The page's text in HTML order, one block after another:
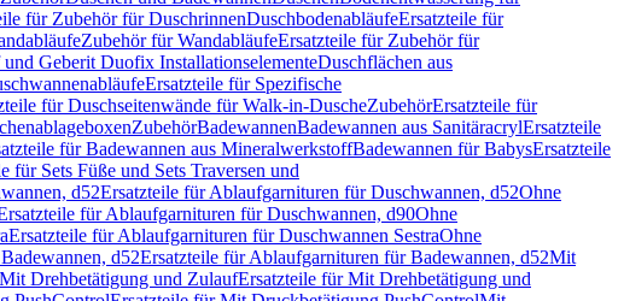
für Zubehör für DuschrinnenDuschbodenabläufeErsatzteile für
Zubehör für WandabläufeErsatzteile für Zubehör für
Geberit Duofix InstallationselementeDuschflächen aus
Ersatzteile für Spezifische
für Duschseitenwände für Walk-in-DuscheZubehörErsatzteile für
ZubehörBadewannenBadewannen aus SanitäracrylErsatzteile
für Badewannen aus MineralwerkstoffBadewannen für BabysErsatzteile
für Sets Füße und Sets Traversen und
d52Ersatzteile für Ablaufgarnituren für Duschwannen, d52Ohne
für Ablaufgarnituren für Duschwannen, d90Ohne
Ersatzteile für Ablaufgarnituren für Duschwannen SestraOhne
d52Ersatzteile für Ablaufgarnituren für Badewannen, d52Mit
Mit Drehbetätigung und ZulaufErsatzteile für Mit Drehbetätigung und